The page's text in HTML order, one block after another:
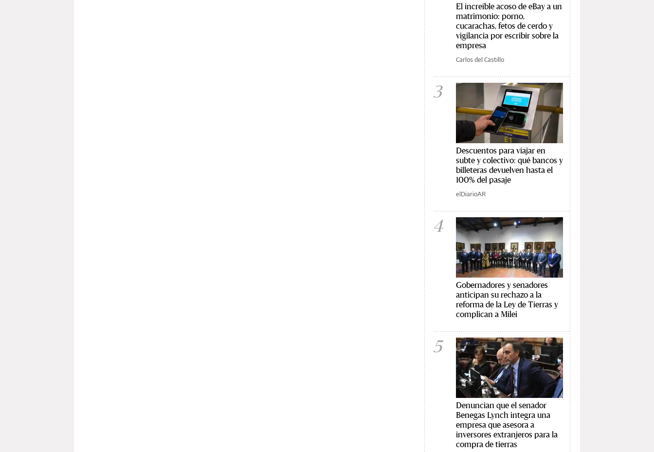
El increíble acoso de eBay a un
matrimonio: porno,
cucarachas, fetos de cerdo y
vigilancia por escribir sobre la
empresa
Carlos del Castillo
3
Descuentos para viajar en
subte y colectivo: qué bancos y
billeteras devuelven hasta el
100% del pasaje
elDiarioAR
4
Gobernadores y senadores
anticipan su rechazo a la
reforma de la Ley de Tierras y
complican a Milei
5
Denuncian que el senador
Benegas Lynch integra una
empresa que asesora a
inversores extranjeros para la
compra de tierras